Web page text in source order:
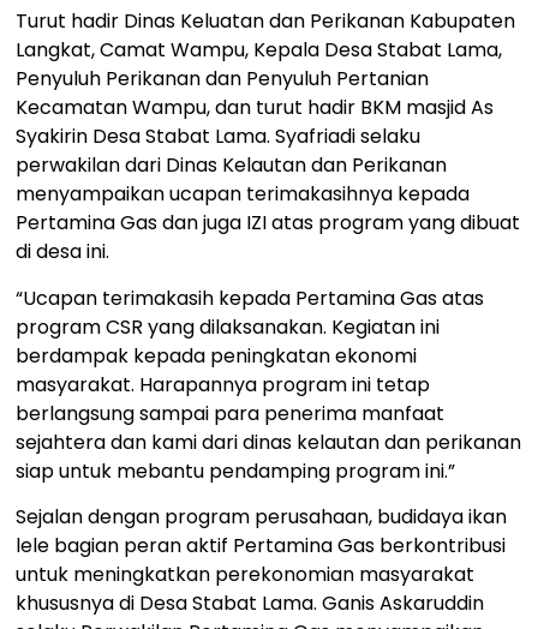
Turut hadir Dinas Keluatan dan Perikanan Kabupaten
Langkat, Camat Wampu, Kepala Desa Stabat Lama,
Penyuluh Perikanan dan Penyuluh Pertanian
Kecamatan Wampu, dan turut hadir BKM masjid As
Syakirin Desa Stabat Lama. Syafriadi selaku
perwakilan dari Dinas Kelautan dan Perikanan
menyampaikan ucapan terimakasihnya kepada
Pertamina Gas dan juga IZI atas program yang dibuat
di desa ini.
“Ucapan terimakasih kepada Pertamina Gas atas
program CSR yang dilaksanakan. Kegiatan ini
berdampak kepada peningkatan ekonomi
masyarakat. Harapannya program ini tetap
berlangsung sampai para penerima manfaat
sejahtera dan kami dari dinas kelautan dan perikanan
siap untuk mebantu pendamping program ini.”
Sejalan dengan program perusahaan, budidaya ikan
lele bagian peran aktif Pertamina Gas berkontribusi
untuk meningkatkan perekonomian masyarakat
khususnya di Desa Stabat Lama. Ganis Askaruddin